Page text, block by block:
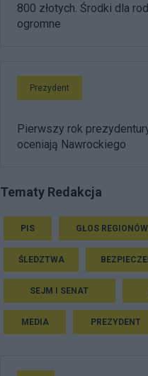
800 złotych. Środki dla
ogromne
Prezydent
Pierwszy rok
oceniają Nawrockiego
Tematy Redakcja
PIS GŁOS REGIONÓW
ŚLEDZTWA
SEJM I SENAT
MEDIA PREZYDENT